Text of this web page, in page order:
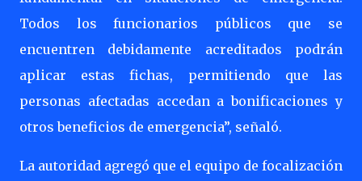
Todos los funcionarios públicos que se
encuentren debidamente acreditados podrán
aplicar estas fichas, permitiendo que las
personas afectadas accedan a bonificaciones y
otros beneficios de emergencia”, señaló.
La autoridad agregó que el equipo de focalización